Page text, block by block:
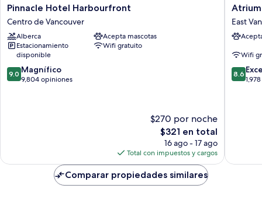
Pinnacle
Hotel
Harbourfront
Centro
de
Vancouver
Pinnacle Hotel Harbourfront
Centro de Vancouver
Alberca
Acepta mascotas
Estacionamiento
disponible
Wifi gratuito
9.0
de
9.0 Magnífico
9,804 opiniones
$270 por noche
El
precio
actual
es
de
$321
$321 en total
16 ago - 17 ago
Total con impuestos y cargos
Atrium
Hotel
East
East
Wifi
8.6
de
8.6
Comparar propiedades similares